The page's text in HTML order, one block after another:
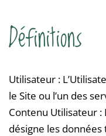
Définitions
Utilisateur :
le Site ou l’un des
Contenu Utilisateur
désigne les données